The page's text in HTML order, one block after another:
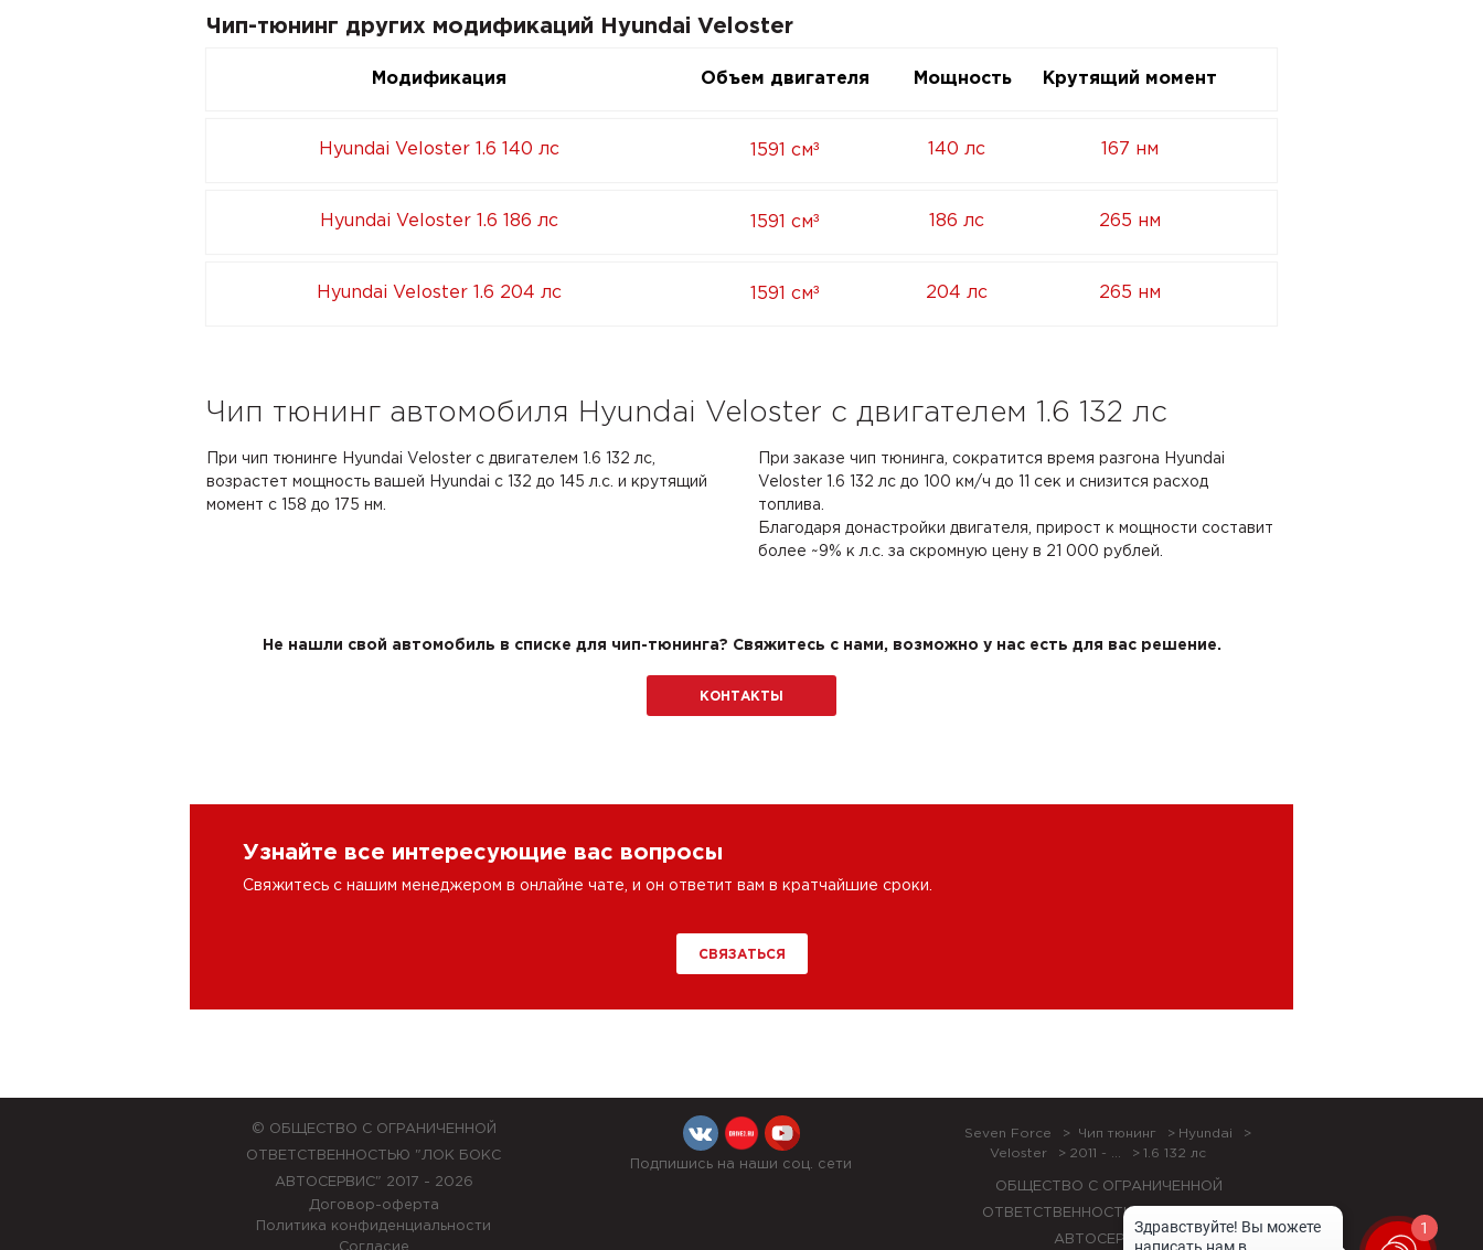
Чип-тюнинг других модификаций Hyundai Veloster
Модификация Объем двигателя Мощность Крутящий момент
Hyundai Veloster 1.6 140 лс 1591 см³ 140 лс 167 нм
Hyundai Veloster 1.6 186 лс 1591 см³ 186 лс 265 нм
Hyundai Veloster 1.6 204 лс 1591 см³ 204 лс 265 нм
Чип тюнинг автомобиля Hyundai Veloster с двигателем 1.6 132 лс
При чип тюнинге Hyundai Veloster с двигателем 1.6 132 лс,
возрастет мощность вашей Hyundai с 132 до 145 л.с. и крутящий
момент с 158 до 175 нм.
При заказе чип тюнинга, сократится время разгона Hyundai
Veloster 1.6 132 лс до 100 км/ч до 11 сек и снизится расход
топлива.
Благодаря донастройки двигателя, прирост к мощности составит
более ~9% к л.с. за скромную цену в 21 000 рублей.
Не нашли свой автомобиль в списке для чип-тюнинга? Свяжитесь с нами, возможно у нас есть для вас решение.
КОНТАКТЫ
Узнайте все интересующие вас вопросы
Свяжитесь с нашим менеджером в онлайне чате, и он ответит вам в кратчайшие сроки.
СВЯЗАТЬСЯ
© ОБЩЕСТВО С ОГРАНИЧЕННОЙ
ОТВЕТСТВЕННОСТЬЮ "ЛОК БОКС
АВТОСЕРВИС" 2017 - 2026
Договор-оферта
Политика конфиденциальности
Согласие
Подпишись на наши соц. сети
Seven Force Чип тюнинг
Hyundai
Veloster
2011 - ... 1.6 132 лс
ОБЩЕСТВО С ОГРАНИЧЕННОЙ
ОТВЕТСТВЕННОСТЬЮ "ЛОК БОКС
АВТОСЕРВИС",
1